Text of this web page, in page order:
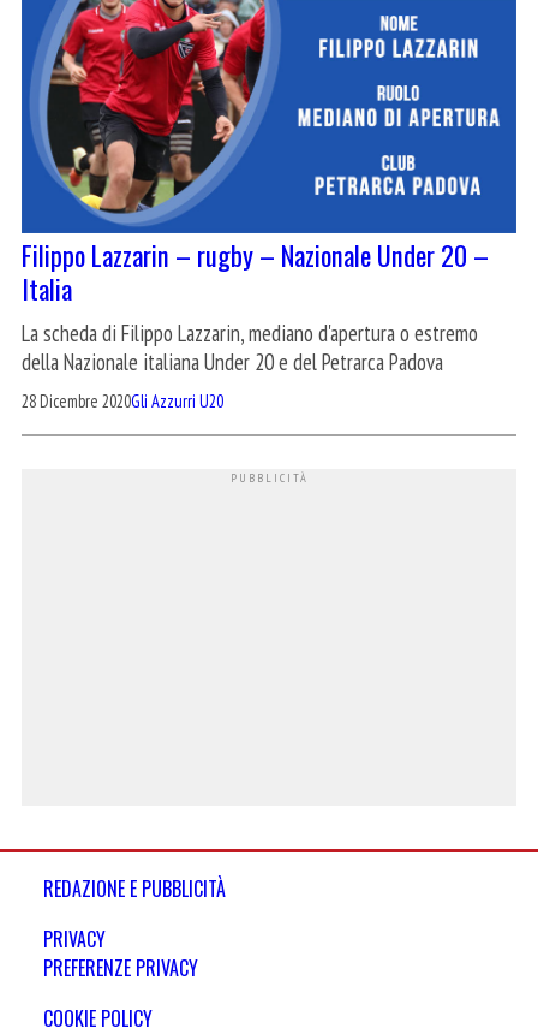
Filippo Lazzarin – rugby – Nazionale Under 20 –
Italia
La scheda di Filippo Lazzarin, mediano d'apertura o estremo
della Nazionale italiana Under 20 e del Petrarca Padova
28 Dicembre 2020Gli Azzurri U20
REDAZIONE E PUBBLICITÀ
PRIVACY
PREFERENZE PRIVACY
COOKIE POLICY